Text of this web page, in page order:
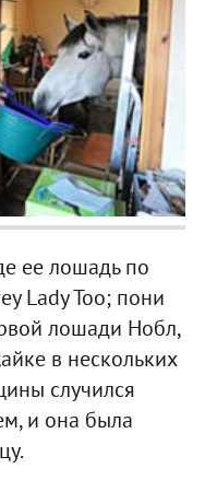
ее лошадь по
Lady Too; пони
лошади Нобл,
в нескольких
случился
и она была